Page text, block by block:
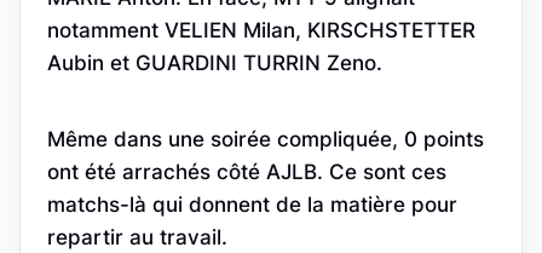
notamment VELIEN Milan, KIRSCHSTETTER
Aubin et GUARDINI TURRIN Zeno.
Même dans une soirée compliquée, 0 points
ont été arrachés côté AJLB. Ce sont ces
matchs-là qui donnent de la matière pour
repartir au travail.